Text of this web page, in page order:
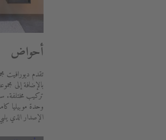
أحواض
تقدم ديورافيت
بالإضافة إلى
تركيب مختلفة.
وحدة موبيليا
الإصدار الذي